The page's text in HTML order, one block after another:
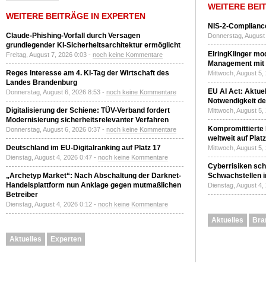
WEITERE BEITRÄGE IN EXPERTEN
Claude-Phishing-Vorfall durch Versagen
grundlegender KI-Sicherheitsarchitektur ermöglicht
Freitag, August 7, 2026 0:03 - noch keine Kommentare
Reges Interesse am 4. KI-Tag der Wirtschaft des
Landes Brandenburg
Donnerstag, August 6, 2026 8:53 - noch keine Kommentare
Digitalisierung der Schiene: TÜV-Verband fordert
Modernisierung sicherheitsrelevanter Verfahren
Donnerstag, August 6, 2026 0:37 - noch keine Kommentare
Deutschland im EU-Digitalranking auf Platz 17
Dienstag, August 4, 2026 0:47 - noch keine Kommentare
„Archetyp Market“: Nach Abschaltung der Darknet-
Handelsplattform nun Anklage gegen mutmaßlichen
Betreiber
Dienstag, August 4, 2026 0:12 - noch keine Kommentare
Aktuelles Experten
WEITERE
NIS-2-
Donnerstag,
ElringKlinger
Management
Mittwoch, August
EU AI Act:
Notwendigkeit
Mittwoch, August
Kompromittierte
weltweit auf
Mittwoch, August
Cyberrisiken
Schwachstellen
Dienstag, August
Aktuelles